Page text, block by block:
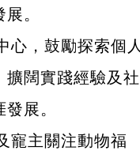
。
心，鼓勵探索個
闊實踐經驗及社
展。
寵主關注動物福